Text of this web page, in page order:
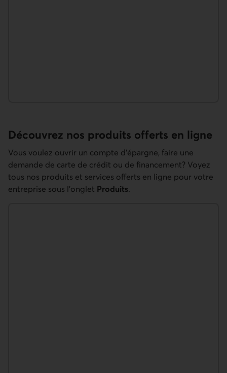
Découvrez nos produits offerts en ligne
Vous voulez ouvrir un compte d’épargne, faire une
demande de carte de crédit ou de financement? Voyez
tous nos produits et services offerts en ligne pour votre
entreprise sous l’onglet Produits.